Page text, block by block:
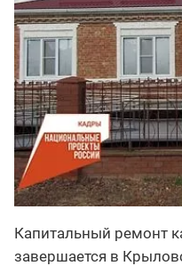
Капитальный ремонт
завершается в